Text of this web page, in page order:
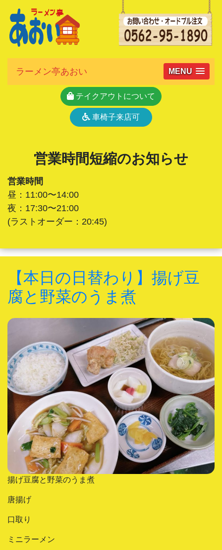
ラーメン亭あおい MENU
テイクアウトについて
車椅子来店可
営業時間短縮のお知らせ
営業時間
昼：11:00〜14:00
夜：17:30〜21:00
(ラストオーダー：20:45)
【本日の日替わり】揚げ豆
腐と野菜のうま煮
揚げ豆腐と野菜のうま煮
唐揚げ
口取り
ミニラーメン